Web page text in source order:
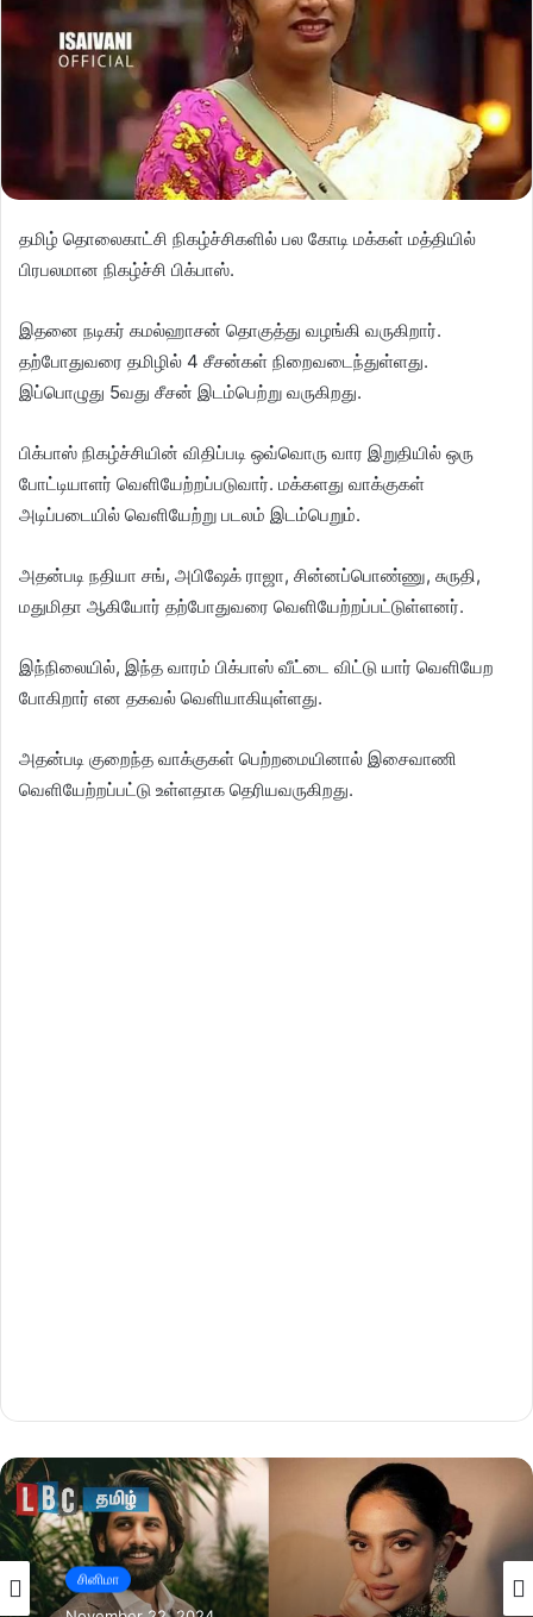
தமிழ் தொலைகாட்சி நிகழ்ச்சிகளில் பல கோடி மக்கள் மத்தியில்
பிரபலமான நிகழ்ச்சி பிக்பாஸ்.
இதனை நடிகர் கமல்ஹாசன் தொகுத்து வழங்கி வருகிறார்.
தற்போதுவரை தமிழில் 4 சீசன்கள் நிறைவடைந்துள்ளது.
இப்பொழுது 5வது சீசன் இடம்பெற்று வருகிறது.
பிக்பாஸ் நிகழ்ச்சியின் விதிப்படி ஒவ்வொரு வார இறுதியில் ஒரு
போட்டியாளர் வெளியேற்றப்படுவார். மக்களது வாக்குகள்
அடிப்படையில் வெளியேற்று படலம் இடம்பெறும்.
அதன்படி நதியா சங், அபிஷேக் ராஜா, சின்னப்பொண்ணு, சுருதி,
மதுமிதா ஆகியோர் தற்போதுவரை வெளியேற்றப்பட்டுள்ளனர்.
இந்நிலையில், இந்த வாரம் பிக்பாஸ் வீட்டை விட்டு யார் வெளியேற
போகிறார் என தகவல் வெளியாகியுள்ளது.
அதன்படி குறைந்த வாக்குகள் பெற்றமையினால் இசைவாணி
வெளியேற்றப்பட்டு உள்ளதாக தெரியவருகிறது.
சினிமா